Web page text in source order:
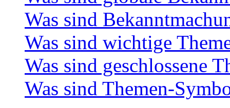
Was sind
Was sind wichtige
Was sind geschlossene
Was sind Themen-